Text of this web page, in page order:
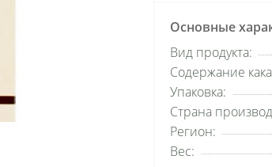
Основные
Вид продукта:
Содержание
Упаковка:
Страна
Регион:
Вес: